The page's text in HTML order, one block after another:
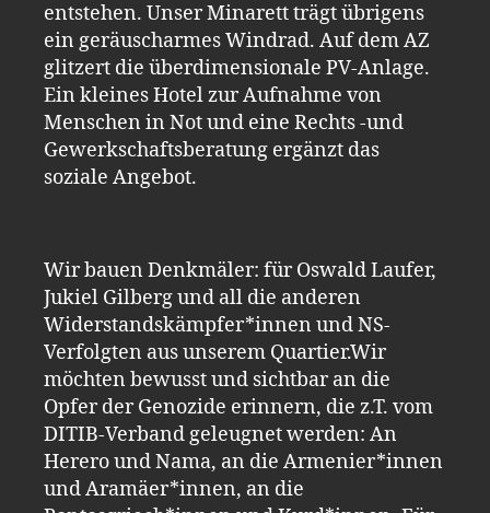
entstehen. Unser Minarett trägt übrigens
ein geräuscharmes Windrad. Auf dem AZ
glitzert die überdimensionale PV-Anlage.
Ein kleines Hotel zur Aufnahme von
Menschen in Not und eine Rechts -und
Gewerkschaftsberatung ergänzt das
soziale Angebot.
Wir bauen Denkmäler: für Oswald Laufer,
Jukiel Gilberg und all die anderen
Widerstandskämpfer*innen und NS-
Verfolgten aus unserem Quartier.Wir
möchten bewusst und sichtbar an die
Opfer der Genozide erinnern, die z.T. vom
DITIB-Verband geleugnet werden: An
Herero und Nama, an die Armenier*innen
und Aramäer*innen, an die